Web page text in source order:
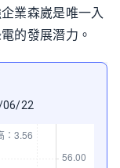
業森崴是唯一入
的發展潛力。